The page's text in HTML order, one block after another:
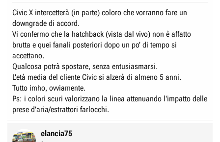
Civic X intercetterà (in parte) coloro che vorranno fare un
downgrade di accord.
Vi confermo che la hatchback (vista dal vivo) non è affatto
brutta e quei fanali posteriori dopo un po' di tempo si
accettano.
Qualcosa potrà spostare, senza entusiasmarsi.
L'età media del cliente Civic si alzerà di almeno 5 anni.
Tutto imho, ovviamente.
Ps: i colori scuri valorizzano la linea attenuando l'impatto delle
prese d'aria/estrattori farlocchi.
elancia75